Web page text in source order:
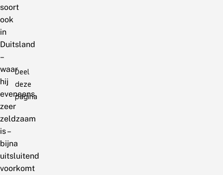
soort
ook
in
Duitsland
–
waar
hij
eveneens
zeer
zeldzaam
is –
bijna
uitsluitend
voorkomt
Deel
deze
pagina